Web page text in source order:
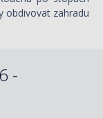
obdivovat zahradu
-